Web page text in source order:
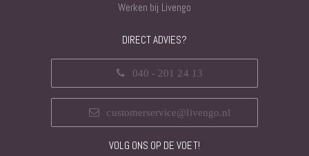
Werken bij Livengo
DIRECT ADVIES?
040 - 201 24 13
customerservice@livengo.nl
VOLG ONS OP DE VOET!